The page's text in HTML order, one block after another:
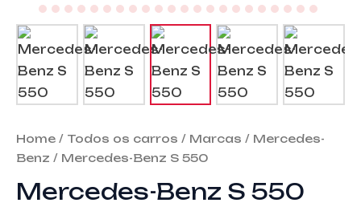
Home / Todos os carros / Marcas / Mercedes-
Benz / Mercedes-Benz S 550
Mercedes-Benz S 550